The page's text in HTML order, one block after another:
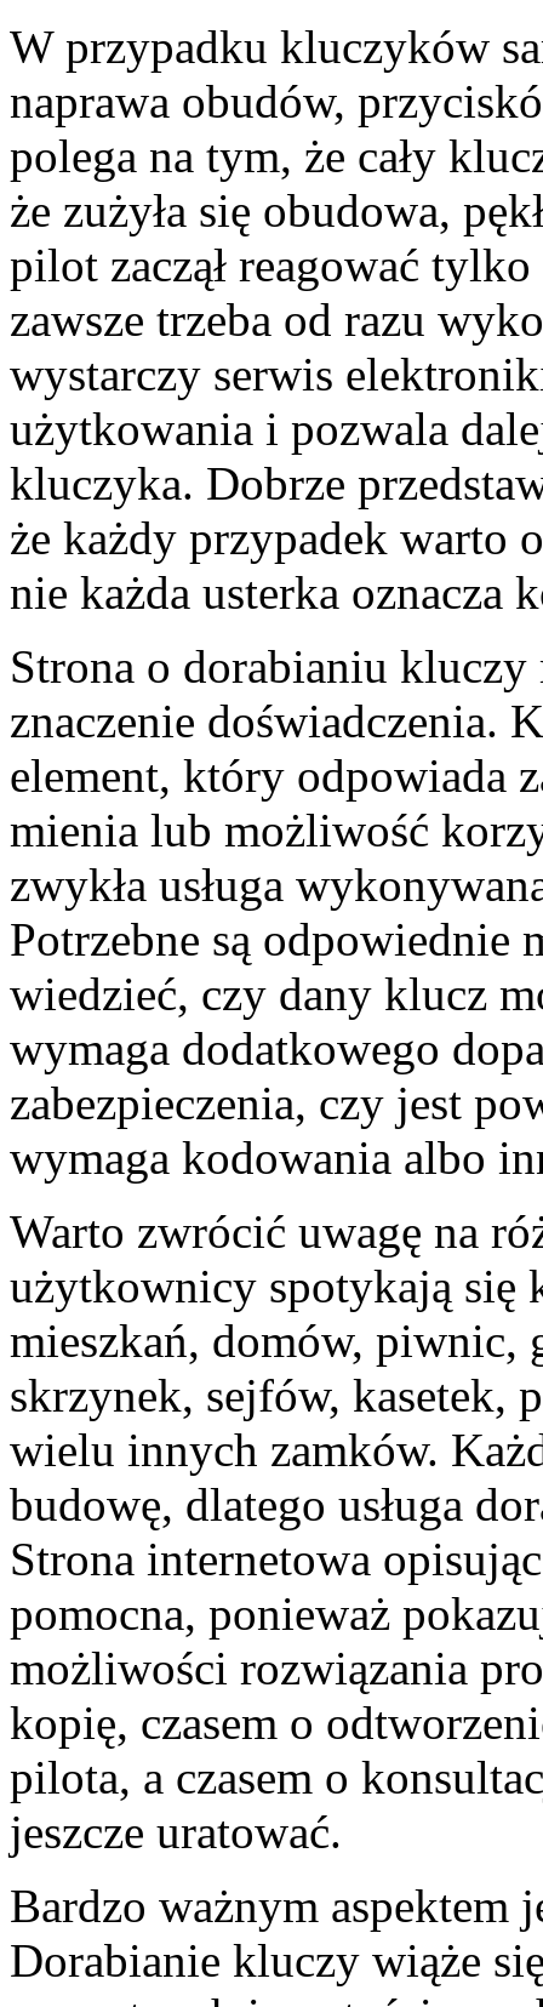
W przypadku kluczyków
naprawa obudów,
polega na tym, że cały
że zużyła się obudowa,
pilot zaczął reagować
zawsze trzeba od razu
wystarczy serwis
użytkowania i pozwala
kluczyka. Dobrze
że każdy przypadek warto
nie każda usterka oznacza
Strona o dorabianiu
znaczenie doświadczenia.
element, który odpowiada
mienia lub możliwość
zwykła usługa
Potrzebne są odpowiednie
wiedzieć, czy dany klucz
wymaga dodatkowego
zabezpieczenia, czy jest
wymaga kodowania albo
Warto zwrócić uwagę na
użytkownicy spotykają się
mieszkań, domów, piwnic,
skrzynek, sejfów, kasetek,
wielu innych zamków.
budowę, dlatego usługa
Strona internetowa
pomocna, ponieważ
możliwości rozwiązania
kopię, czasem o
pilota, a czasem o
jeszcze uratować.
Bardzo ważnym aspektem
Dorabianie kluczy wiąże